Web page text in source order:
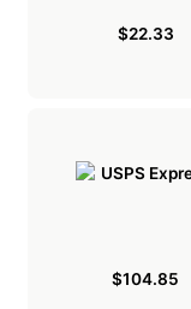
$22.33
$104.85